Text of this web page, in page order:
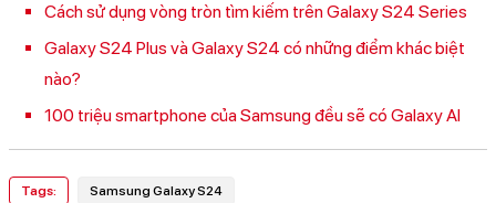
Cách sử dụng vòng tròn tìm kiếm trên Galaxy S24 Series
Galaxy S24 Plus và Galaxy S24 có những điểm khác biệt
nào?
100 triệu smartphone của Samsung đều sẽ có Galaxy AI
Tags: Samsung Galaxy S24